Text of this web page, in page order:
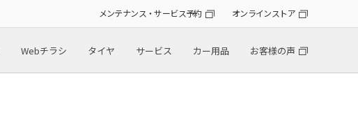
メンテナンス・サービス予約 オンラインストア
Webチラシ タイヤ サービス カー用品 お客様の声